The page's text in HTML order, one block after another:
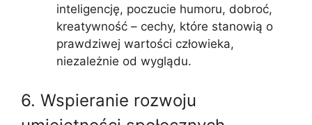
inteligencję, poczucie humoru, dobroć,
kreatywność – cechy, które stanowią o
prawdziwej wartości człowieka,
niezależnie od wyglądu.
6. Wspieranie rozwoju